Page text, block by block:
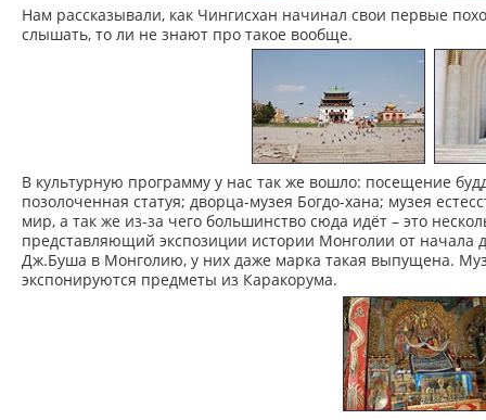
Нам рассказывали, как Чингисхан начинал свои первые
слышать, то ли не знают про такое вообще.
В культурную программу у нас так же вошло: посещение
позолоченная статуя; дворца-музея Богдо-хана; музея
мир, а так же из-за чего большинство сюда идёт – это
представляющий экспозиции истории Монголии от начала
Дж.Буша в Монголию, у них даже марка такая выпущена.
экспонируются предметы из Каракорума.